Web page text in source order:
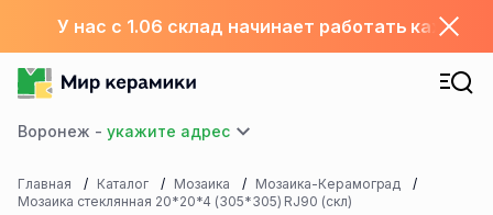
У нас с 1.06 склад начинает работать каждый
Воронеж -
Главная Каталог Мозаика
Мозаика-Керамоград
Мозаика стеклянная 20*20*4 (305*305) RJ90 (скл)